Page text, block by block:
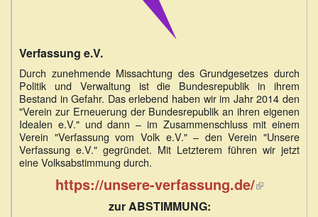
Verfassung e.V.
Durch zunehmende Missachtung des Grundgesetzes durch
Politik und Verwaltung ist die Bundesrepublik in ihrem
Bestand in Gefahr. Das erlebend haben wir im Jahr 2014 den
"Verein zur Erneuerung der Bundesrepublik an ihren eigenen
Idealen e.V." und dann – im Zusammenschluss mit einem
Verein "Verfassung vom Volk e.V." – den Verein "Unsere
Verfassung e.V." gegründet. Mit Letzterem führen wir jetzt
eine Volksabstimmung durch.
https://unsere-verfassung.de/(Link
ist
zur ABSTIMMUNG: